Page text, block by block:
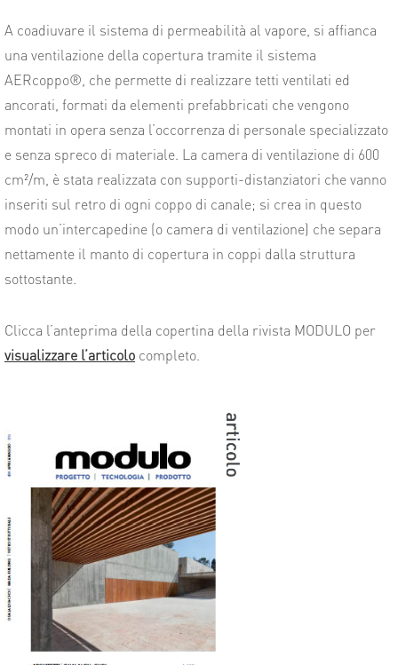
A coadiuvare il sistema di permeabilità al vapore, si affianca
una ventilazione della copertura tramite il sistema
AERcoppo®, che permette di realizzare tetti ventilati ed
ancorati, formati da elementi prefabbricati che vengono
montati in opera senza l’occorrenza di personale specializzato
e senza spreco di materiale. La camera di ventilazione di 600
cm²/m, è stata realizzata con supporti-distanziatori che vanno
inseriti sul retro di ogni coppo di canale; si crea in questo
modo un’intercapedine (o camera di ventilazione) che separa
nettamente il manto di copertura in coppi dalla struttura
sottostante.
Clicca l’anteprima della copertina della rivista MODULO per
visualizzare l’articolo completo.